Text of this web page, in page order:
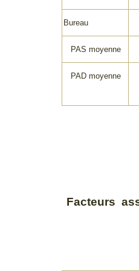
Bureau
PAS moyenne
PAD moyenne
Facteurs